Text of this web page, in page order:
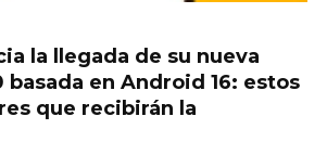
la llegada de su nueva
basada en Android 16: estos
que recibirán la